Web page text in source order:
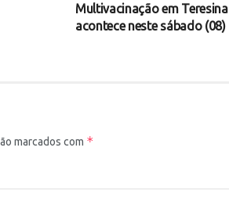
Multivacinação em Teresina
acontece neste sábado (08)
marcados com *